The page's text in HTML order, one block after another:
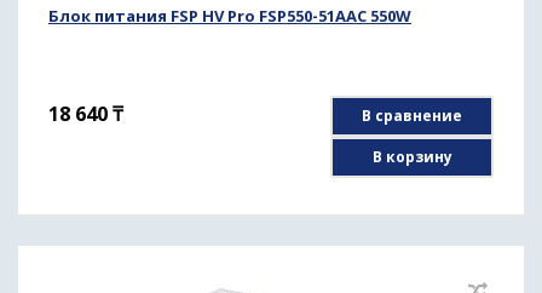
Блок питания FSP HV Pro FSP550-51AAC 550W
18 640₸
В сравнение
В корзину